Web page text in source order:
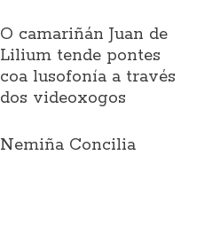
O camariñán Juan de
Lilium tende pontes
coa lusofonía a través
dos videoxogos
Nemiña Concilia